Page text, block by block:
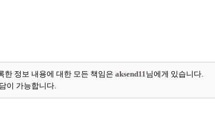
한 정보 내용에 대한 모든 책임은 aksend11 님에게 있습니다.
이 가능합니다.